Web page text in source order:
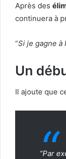
Après des
continuera à
“Si je gagne à
Un
Il ajoute que
“Par